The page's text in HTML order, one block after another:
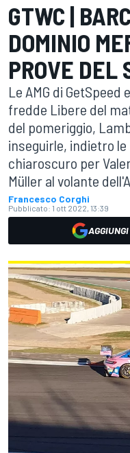
GTWC |
DOMINIO
PROVE DEL
Le AMG di GetSpeed
fredde Libere del
del pomeriggio,
inseguirle, indietro
chiaroscuro per
Müller al volante
Francesco Corghi
Pubblicato: 1 ott 2022, 13:39